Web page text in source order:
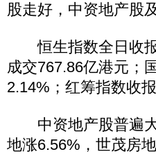
股走好，中资地产股
恒生指数全日收报
成交767.86亿港元；
2.14%；红筹指数收
中资地产股普遍大
地涨6.56%，世茂房